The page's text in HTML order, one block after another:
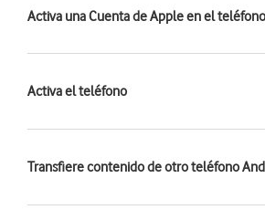
Activa una Cuenta de Apple en el teléfono
Activa el teléfono
Transfiere contenido de otro teléfono